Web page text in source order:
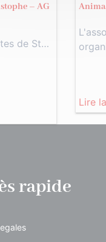
– AG
de St…
Lire
rapide